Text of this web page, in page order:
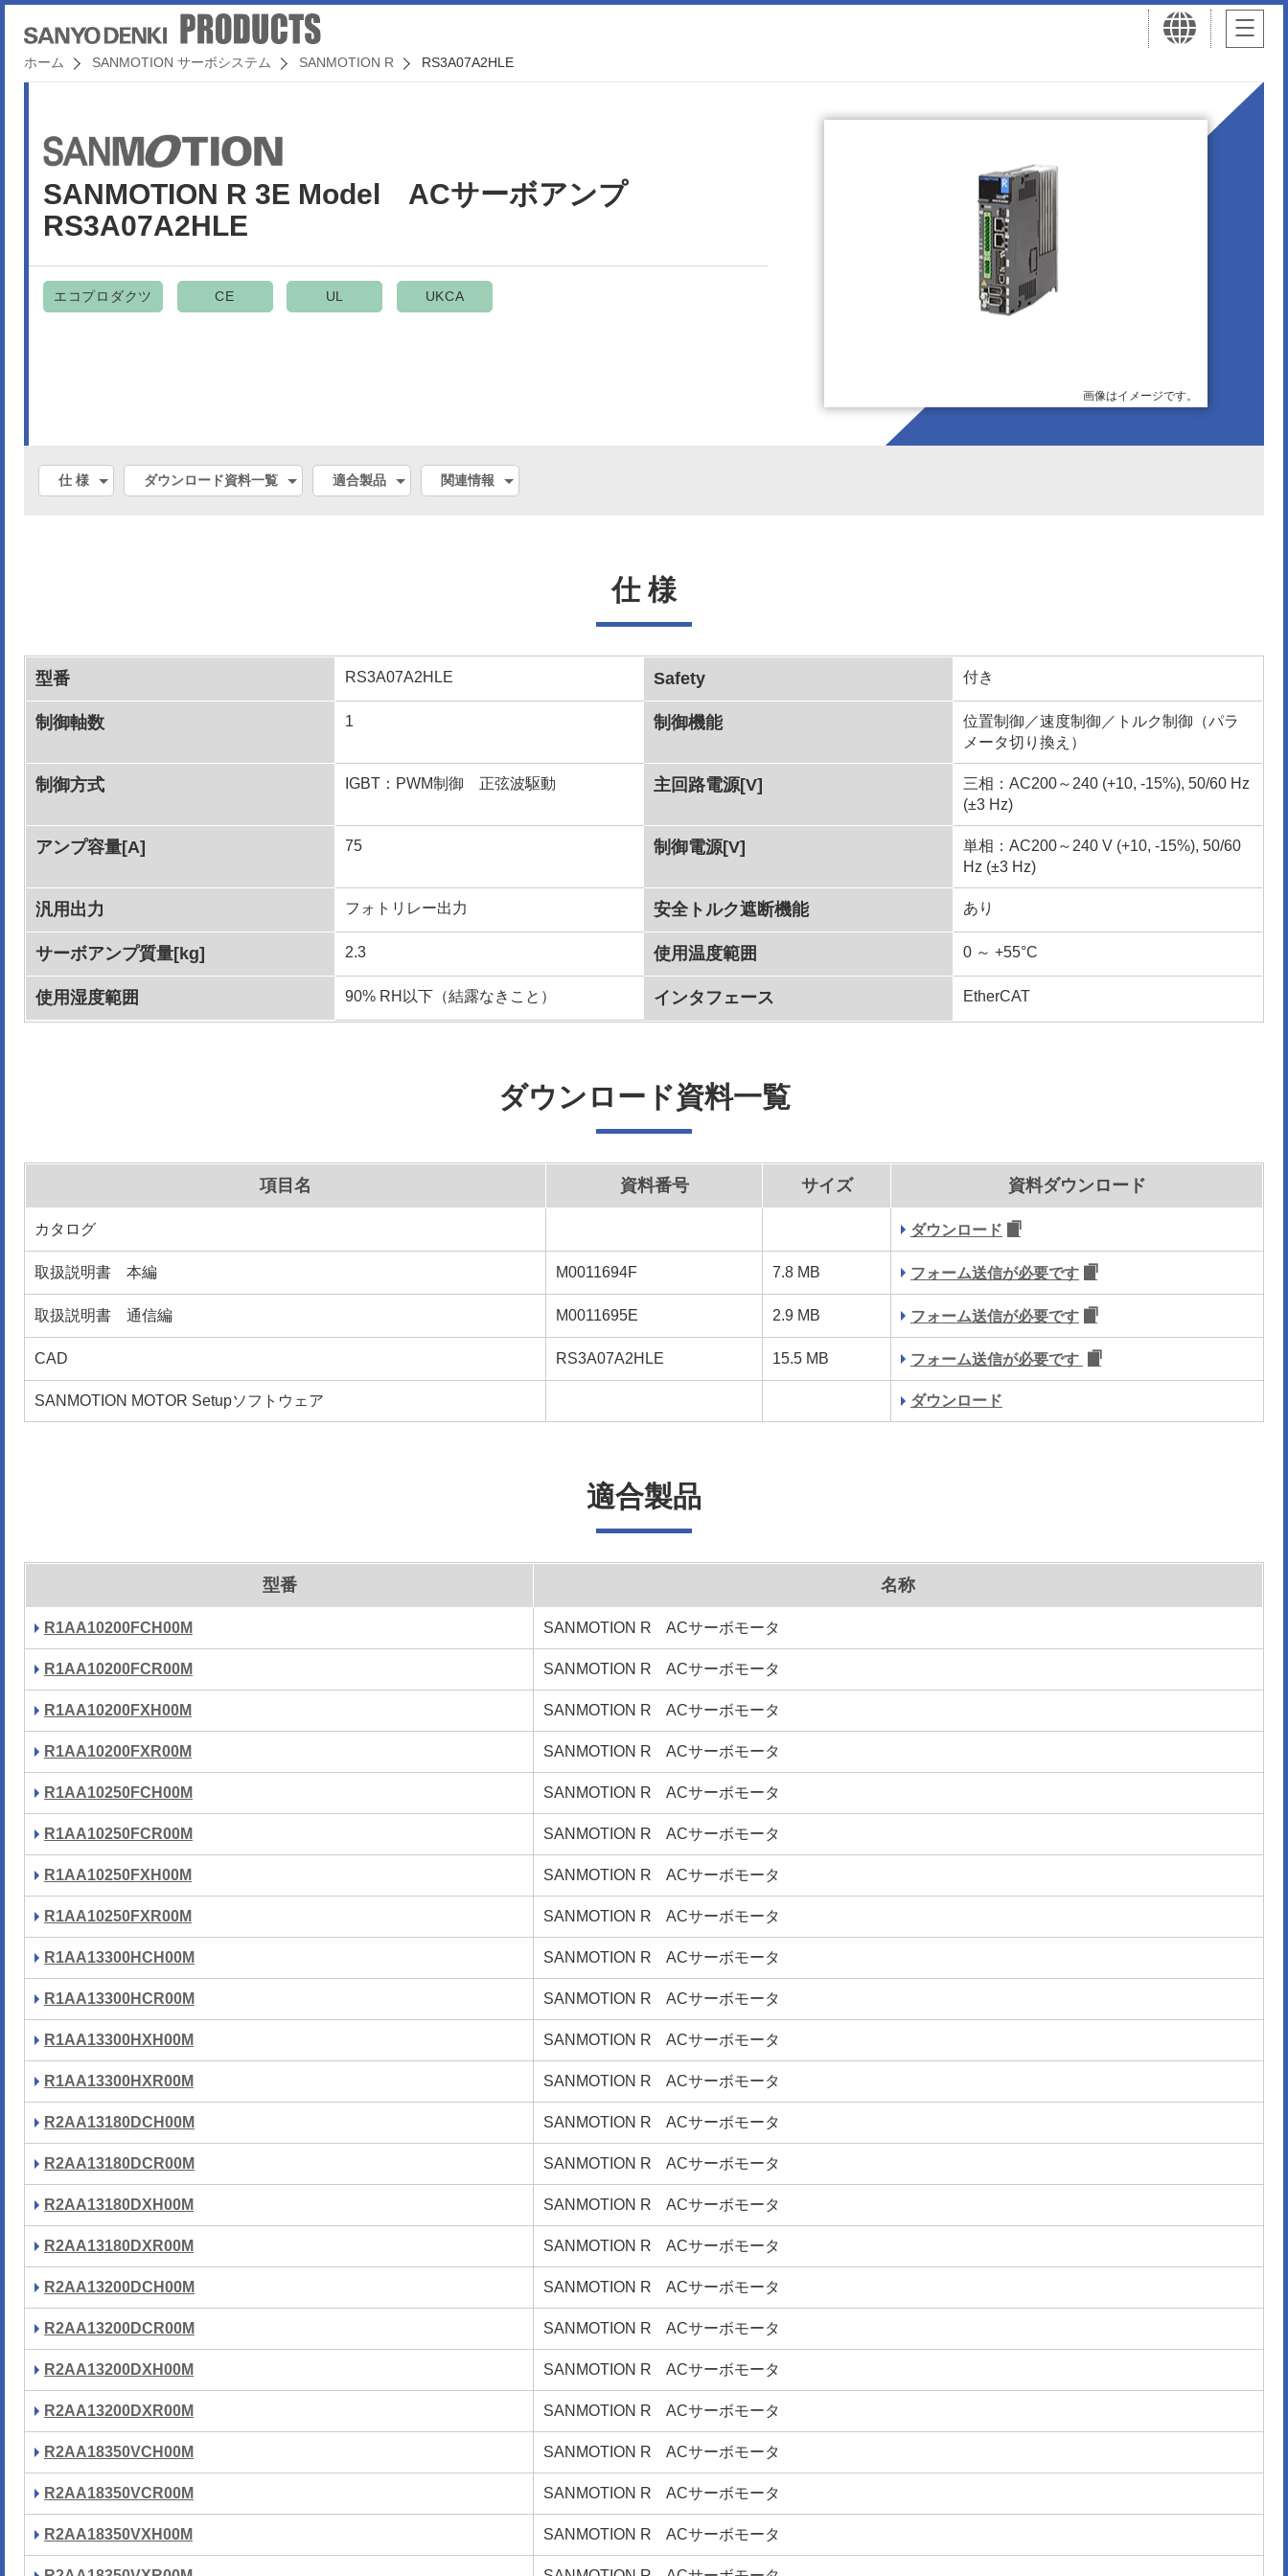
ホーム SANMOTION サーボシステム SANMOTION R RS3A07A2HLE
SANMOTION R 3E Model ACサーボアンプ
RS3A07A2HLE
エコプロダクツ CE UL UKCA
画像はイメージです。
仕 様 ダウンロード資料一覧 適合製品 関連情報
仕 様
型番 RS3A07A2HLE Safety 付き
制御軸数 1 制御機能
位置制御／速度制御／トルク制御（パラ
メータ切り換え）
制御方式 IGBT：PWM制御 正弦波駆動 主回路電源[V]
三相：AC200～240 (+10, -15%), 50/60 Hz
(±3 Hz)
アンプ容量[A] 75 制御電源[V]
単相：AC200～240 V (+10, -15%), 50/60
Hz (±3 Hz)
汎用出力 フォトリレー出力 安全トルク遮断機能 あり
サーボアンプ質量[kg] 2.3 使用温度範囲 0 ～ +55°C
使用湿度範囲 90% RH以下（結露なきこと） インタフェース EtherCAT
ダウンロード資料一覧
項目名 資料番号 サイズ 資料ダウンロード
カタログ ダウンロード
取扱説明書 本編 M0011694F 7.8 MB フォーム送信が必要です
取扱説明書 通信編 M0011695E 2.9 MB フォーム送信が必要です
CAD RS3A07A2HLE 15.5 MB フォーム送信が必要です
SANMOTION MOTOR Setupソフトウェア ダウンロード
適合製品
型番 名称
R1AA10200FCH00M SANMOTION R ACサーボモータ
R1AA10200FCR00M SANMOTION R ACサーボモータ
R1AA10200FXH00M SANMOTION R ACサーボモータ
R1AA10200FXR00M SANMOTION R ACサーボモータ
R1AA10250FCH00M SANMOTION R ACサーボモータ
R1AA10250FCR00M SANMOTION R ACサーボモータ
R1AA10250FXH00M SANMOTION R ACサーボモータ
R1AA10250FXR00M SANMOTION R ACサーボモータ
R1AA13300HCH00M SANMOTION R ACサーボモータ
R1AA13300HCR00M SANMOTION R ACサーボモータ
R1AA13300HXH00M SANMOTION R ACサーボモータ
R1AA13300HXR00M SANMOTION R ACサーボモータ
R2AA13180DCH00M SANMOTION R ACサーボモータ
R2AA13180DCR00M SANMOTION R ACサーボモータ
R2AA13180DXH00M SANMOTION R ACサーボモータ
R2AA13180DXR00M SANMOTION R ACサーボモータ
R2AA13200DCH00M SANMOTION R ACサーボモータ
R2AA13200DCR00M SANMOTION R ACサーボモータ
R2AA13200DXH00M SANMOTION R ACサーボモータ
R2AA13200DXR00M SANMOTION R ACサーボモータ
R2AA18350VCH00M SANMOTION R ACサーボモータ
R2AA18350VCR00M SANMOTION R ACサーボモータ
R2AA18350VXH00M SANMOTION R ACサーボモータ